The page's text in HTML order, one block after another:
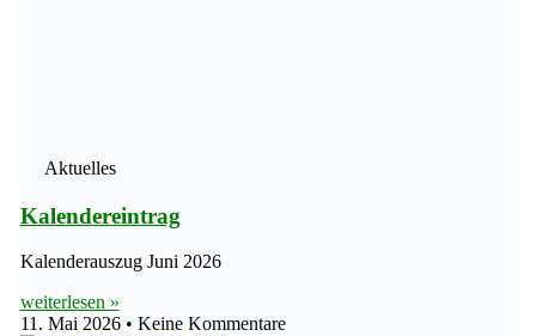
Aktuelles
Kalendereintrag
Kalenderauszug Juni 2026
weiterlesen »
11. Mai 2026
Keine Kommentare